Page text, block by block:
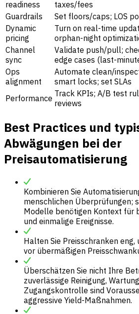
readiness
taxes/fees
Guardrails
Set floors/caps; LOS
Dynamic
pricing
Turn on real-time
orphan-night
Channel
sync
Validate push/pull;
edge cases (last-
Ops
alignment
Automate clean/
smart locks; set SLAs
Performance Track KPIs; A/B test
reviews
Best Practices und
Abwägungen bei der
Preisautomatisierung
Kombinieren Sie
menschlichen Überprüfungen;
Modelle benötigen Kontext für
und einmalige Ereignisse.
Halten Sie Preisschranken
vor übermäßigen
Überschätzen Sie nicht Ihre
zuverlässige Reinigung,
Zugangskontrolle sind
aggressive Yield-Maßnahmen.